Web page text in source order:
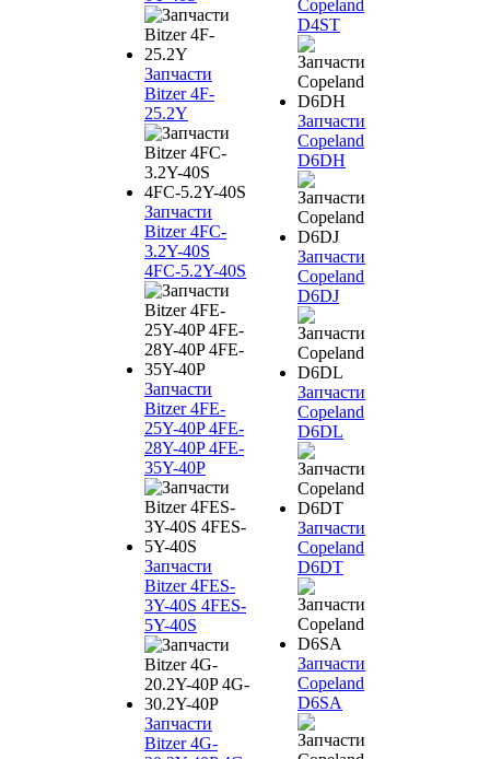
Запчасти
Bitzer 4F-
25.2Y
Запчасти
Bitzer 4FC-
3.2Y-40S
4FC-5.2Y-40S
Запчасти
Bitzer 4FE-
25Y-40P 4FE-
28Y-40P 4FE-
35Y-40P
Запчасти
Bitzer 4FES-
3Y-40S 4FES-
5Y-40S
Запчасти
Bitzer 4G-
Copeland
D4ST
Запчасти
Copeland
D6DH
Запчасти
Copeland
D6DJ
Запчасти
Copeland
D6DL
Запчасти
Copeland
D6DT
Запчасти
Copeland
D6SA